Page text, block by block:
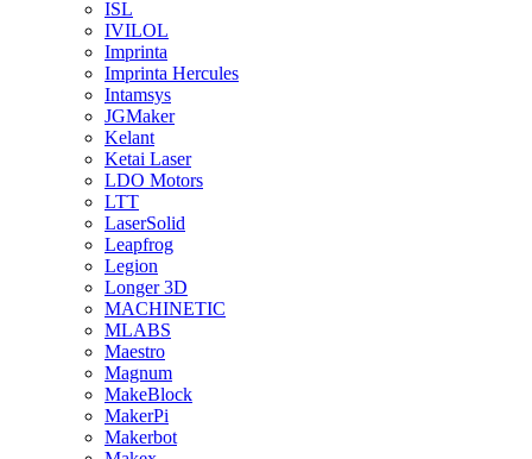
ISL
IVILOL
Imprinta
Imprinta Hercules
Intamsys
JGMaker
Kelant
Ketai Laser
LDO Motors
LTT
LaserSolid
Leapfrog
Legion
Longer 3D
MACHINETIC
MLABS
Maestro
Magnum
MakeBlock
MakerPi
Makerbot